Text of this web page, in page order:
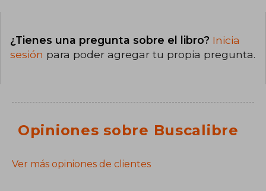
¿Tienes una pregunta sobre el libro? Inicia
sesión para poder agregar tu propia pregunta.
Opiniones sobre Buscalibre
Ver más opiniones de clientes